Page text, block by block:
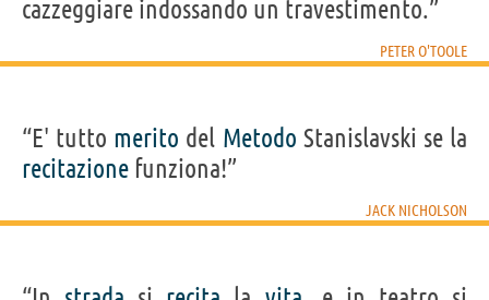
cazzeggiare indossando un travestimento.”
PETER O'TOOLE
“E' tutto merito del Metodo Stanislavski se la
recitazione funziona!”
JACK NICHOLSON